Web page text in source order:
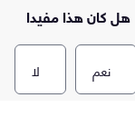
هل كان هذا مفيدا
نعم لا